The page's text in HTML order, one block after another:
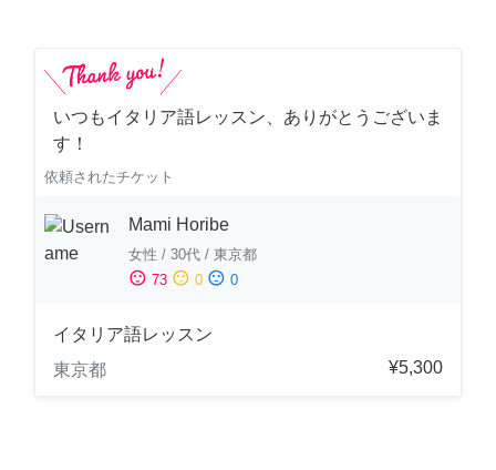
いつもイタリア語レッスン、ありがとうございま
す！
依頼されたチケット
Mami Horibe
女性 / 30代 / 東京都
sentiment_satisfied 73 sentiment_neutral 0 sentiment_dissatisfied 0
イタリア語レッスン
東京都
¥5,300